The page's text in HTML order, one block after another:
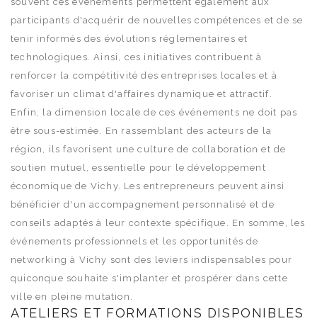
participants d'acquérir de nouvelles compétences et de se
tenir informés des évolutions réglementaires et
technologiques. Ainsi, ces initiatives contribuent à
renforcer la compétitivité des entreprises locales et à
favoriser un climat d'affaires dynamique et attractif.
Enfin, la dimension locale de ces événements ne doit pas
être sous-estimée. En rassemblant des acteurs de la
région, ils favorisent une culture de collaboration et de
soutien mutuel, essentielle pour le développement
économique de Vichy. Les entrepreneurs peuvent ainsi
bénéficier d'un accompagnement personnalisé et de
conseils adaptés à leur contexte spécifique. En somme, les
événements professionnels et les opportunités de
networking à Vichy sont des leviers indispensables pour
quiconque souhaite s'implanter et prospérer dans cette
ville en pleine mutation.
ATELIERS ET FORMATIONS DISPONIBLES